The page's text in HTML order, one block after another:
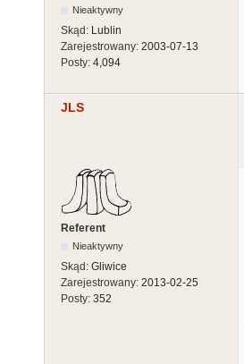
Nieaktywny
Skąd: Lublin
Zarejestrowany: 2003-07-13
Posty: 4,094
JLS
Referent
Nieaktywny
Skąd: Gliwice
Zarejestrowany: 2013-02-25
Posty: 352